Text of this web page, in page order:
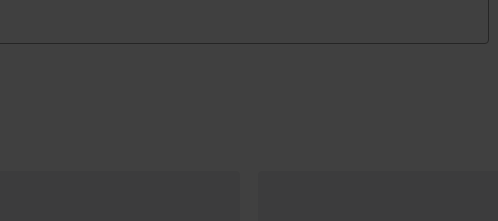
remolcable sin freno) (